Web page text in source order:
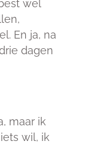
wel
En ja, na
dagen
maar ik
wil, ik